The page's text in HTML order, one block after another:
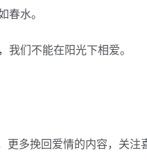
水。
们不能在阳光下相爱。
多挽回爱情的内容，关注